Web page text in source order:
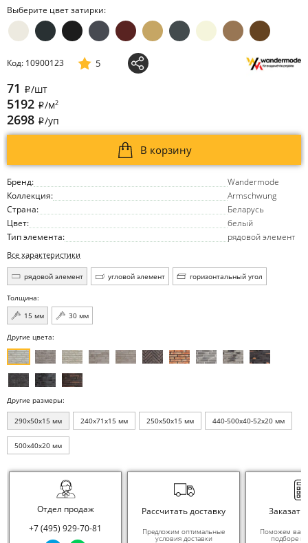
Выберите цвет затирки:
Бренд:
Wandermode
Коллекция:
Armschwung
Страна:
Беларусь
Цвет:
белый
Тип элемента:
рядовой элемент
Все характеристики
рядовой элемент угловой элемент горизонтальный угол
Толщина:
15 мм
30 мм
Код: 10900123 5
71 i/шт
5192 i/м2
2698 i/уп
В корзину
Другие цвета:
Другие размеры:
290x50x15 мм 240x71x15 мм 250x50x15 мм 440-500x40-52x20 мм
500x40x20 мм
Отдел продаж
+7 (495) 929-70-81
Рассчитать доставку
Предложим оптимальные
условия доставки
Заказать
Поможем вам
подборе